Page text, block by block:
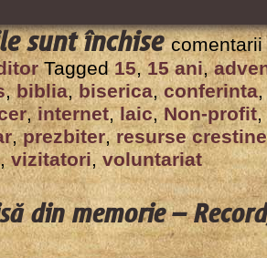
sunt închisepentru
Intercer
a
implinit
15
ani
de
activitate!
Tagged15,15 ani,
,biblia,biserica,conferinta
,internet,laic,Non-profit,
,prezbiter,resurse crestine
,vizitatori,voluntariat
din memorie –